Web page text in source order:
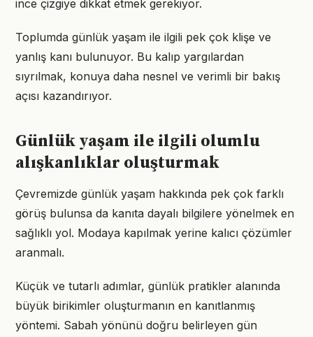
ince çizgiye dikkat etmek gerekiyor.
Toplumda günlük yaşam ile ilgili pek çok klişe ve
yanlış kanı bulunuyor. Bu kalıp yargılardan
sıyrılmak, konuya daha nesnel ve verimli bir bakış
açısı kazandırıyor.
Günlük yaşam ile ilgili olumlu
alışkanlıklar oluşturmak
Çevremizde günlük yaşam hakkında pek çok farklı
görüş bulunsa da kanıta dayalı bilgilere yönelmek en
sağlıklı yol. Modaya kapılmak yerine kalıcı çözümler
aranmalı.
Küçük ve tutarlı adımlar, günlük pratikler alanında
büyük birikimler oluşturmanın en kanıtlanmış
yöntemi. Sabah yönünü doğru belirleyen gün